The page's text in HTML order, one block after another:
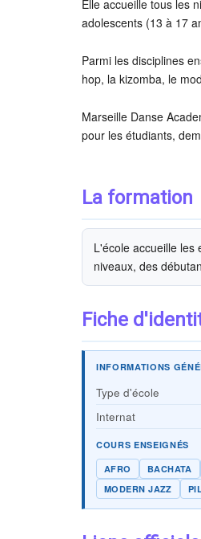
Elle accueille tous les
adolescents (13 à 17
Parmi les disciplines
hop, la kizomba, le
Marseille Danse
pour les étudiants,
La formation
L'école accueille les
niveaux, des
Fiche
INFORMATIONS
Type d'école
Internat
COURS ENSEIGNÉS
AFRO
BACHATA
MODERN JAZZ